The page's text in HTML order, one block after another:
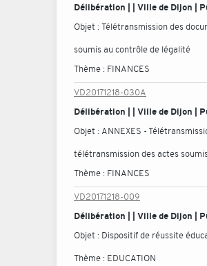
Délibération | | Ville de Dijon |
Objet :Télétransmission des
soumis au contrôle de légalité
Thème : FINANCES
VD20171218-030A
Délibération | | Ville de Dijon |
Objet : ANNEXES -
télétransmission des actes
Thème : FINANCES
VD20171218-009
Délibération | | Ville de Dijon |
Objet : Dispositif de réussite
Thème : EDUCATION